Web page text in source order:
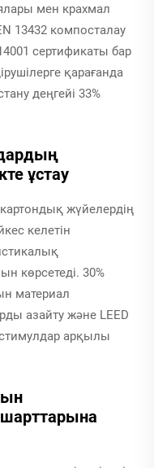
мен крахмал
13432 компосталау
сертификаты бар
қарағанда
деңгейі 33%
ұстау
жүйелердің
келетін
көрсетеді. 30%
материал
азайту және LEED
арқылы